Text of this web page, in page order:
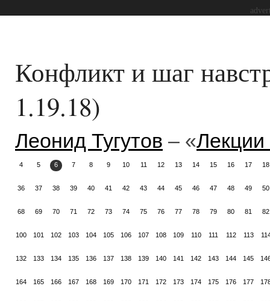
Конфликт и шаг
1.19.18)
Леонид Тугутов – «
4 5 6 7 8 9 10 11 12 13 14 15 16 17 18
36 37 38 39 40 41 42 43 44 45 46 47 48 49 50
68 69 70 71 72 73 74 75 76 77 78 79 80 81 82
100 101 102 103 104 105 106 107 108 109 110 111 112 113
132 133 134 135 136 137 138 139 140 141 142 143 144 145
164 165 166 167 168 169 170 171 172 173 174 175 176 177